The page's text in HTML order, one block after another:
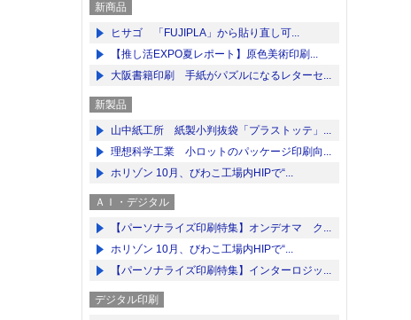
新商品
ヒサゴ 「FUJIPLA」から貼り直し可...
【推し活EXPO夏レポート】原色美術印刷...
大阪書籍印刷 手紙がパズルになるレターセ...
新製品
山中紙工所 紙製小判抜袋「プラストッテ」...
理想科学工業 小ロットのパッケージ印刷向...
ホリゾン 10月、びわこ工場内HIPで“...
ＡＩ・デジタル
【パーソナライズ印刷特集】オンデオマ ク...
ホリゾン 10月、びわこ工場内HIPで“...
【パーソナライズ印刷特集】インターロジッ...
デジタル印刷